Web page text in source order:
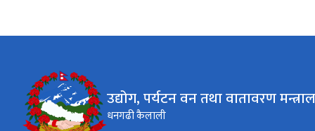
उद्योग, पर्यटन वन तथा वातावरण
धनगढी कैलाली